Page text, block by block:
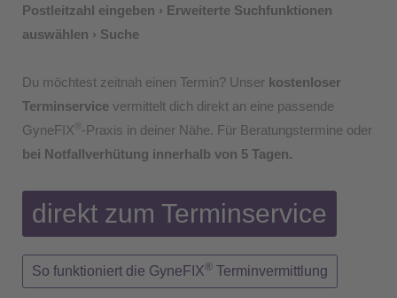
Postleitzahl eingeben › Erweiterte Suchfunktionen
auswählen › Suche
Du möchtest zeitnah einen Termin? Unser kostenloser
Terminservice vermittelt dich direkt an eine passende
GyneFIX ® -Praxis in deiner Nähe. Für Beratungstermine oder
bei Notfallverhütung innerhalb von 5 Tagen.
direkt zum Terminservice
So funktioniert die GyneFIX® Terminvermittlung